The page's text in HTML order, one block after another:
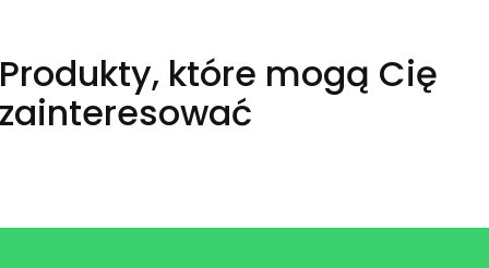
Produkty, które mogą Cię
zainteresować